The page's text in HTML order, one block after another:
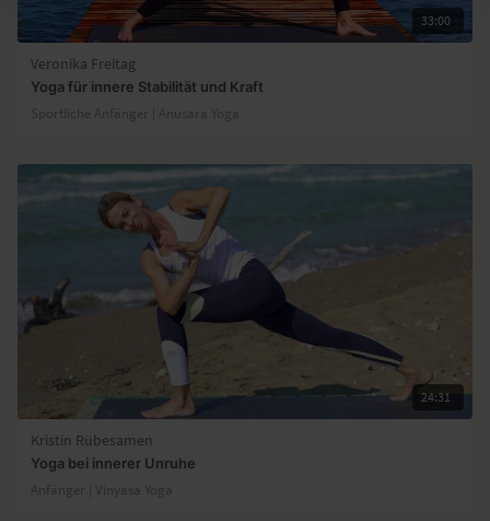
33:00
Veronika Freitag
Yoga für innere Stabilität und Kraft
Sportliche Anfänger | Anusara Yoga
24:31
Kristin Rübesamen
Yoga bei innerer Unruhe
Anfänger | Vinyasa Yoga